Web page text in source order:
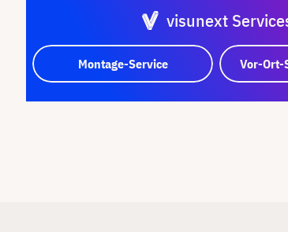
visunext
Montage-Service Vor-Ort-